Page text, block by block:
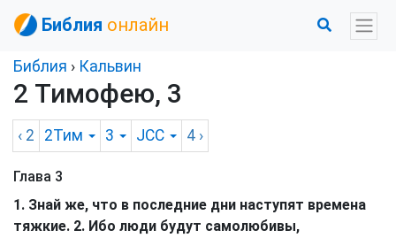
Библия онлайн
Библия › Кальвин
2 Тимофею, 3
‹ 2 2Тим 3 JCC 4 ›
Глава 3
1. Знай же, что в последние дни наступят времена
тяжкие. 2. Ибо люди будут самолюбивы,